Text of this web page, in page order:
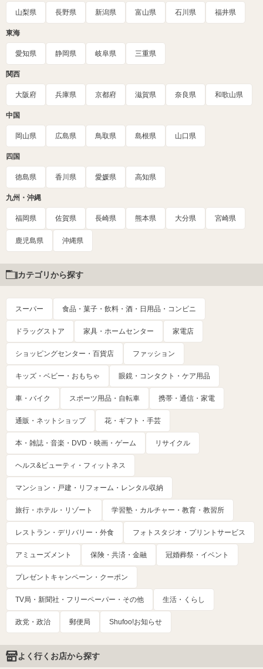
山梨県 長野県 新潟県 富山県 石川県 福井県
東海
愛知県 静岡県 岐阜県 三重県
関西
大阪府 兵庫県 京都府 滋賀県 奈良県 和歌山県
中国
岡山県 広島県 鳥取県 島根県 山口県
四国
徳島県 香川県 愛媛県 高知県
九州・沖縄
福岡県 佐賀県 長崎県 熊本県 大分県 宮崎県
鹿児島県 沖縄県
カテゴリから探す
スーパー 食品・菓子・飲料・酒・日用品・コンビニ
ドラッグストア 家具・ホームセンター 家電店
ショッピングセンター・百貨店 ファッション
キッズ・ベビー・おもちゃ 眼鏡・コンタクト・ケア用品
車・バイク スポーツ用品・自転車 携帯・通信・家電
通販・ネットショップ 花・ギフト・手芸
本・雑誌・音楽・DVD・映画・ゲーム リサイクル
ヘルス&ビューティ・フィットネス
マンション・戸建・リフォーム・レンタル収納
旅行・ホテル・リゾート 学習塾・カルチャー・教育・教習所
レストラン・デリバリー・外食 フォトスタジオ・プリントサービス
アミューズメント 保険・共済・金融 冠婚葬祭・イベント
プレゼントキャンペーン・クーポン
TV局・新聞社・フリーペーパー・その他 生活・くらし
政党・政治 郵便局 Shufoo!お知らせ
よく行くお店から探す